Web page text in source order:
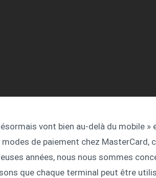
vont bien au-delà du mobile »
de paiement chez MasterCard,
années, nous nous sommes
que chaque terminal peut être